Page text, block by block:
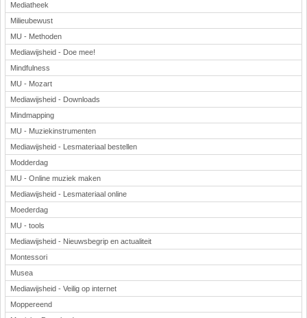
Mediatheek
Milieubewust
MU - Methoden
Mediawijsheid - Doe mee!
Mindfulness
MU - Mozart
Mediawijsheid - Downloads
Mindmapping
MU - Muziekinstrumenten
Mediawijsheid - Lesmateriaal bestellen
Modderdag
MU - Online muziek maken
Mediawijsheid - Lesmateriaal online
Moederdag
MU - tools
Mediawijsheid - Nieuwsbegrip en actualiteit
Montessori
Musea
Mediawijsheid - Veilig op internet
Moppereend